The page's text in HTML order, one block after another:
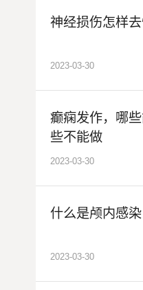
来的脑组织受
的重要因素，
可以应用增加
生理功能的药
神经损伤怎样
2023-03-30
癫痫发作，哪
些不能做
2023-03-30
什么是颅内感染
2023-03-30